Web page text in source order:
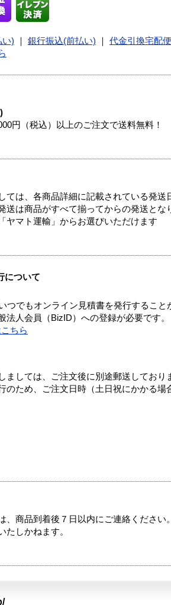
い) 銀行振込(前払い) 代金引換宅配便
円（税込）以上のご注文で送料無料！
ては、各商品詳細に記載されている発送
送は商品がすべて揃ってからの発送とな
ヤマト運輸」からお選びいただけます
について
つでもオンライン見積書を発行すること
人会員（BizID）への登録が必要です。
ちら
ましては、ご注文後に別途郵送しており
のため、ご注文日時（土日祝にかかる
、商品到着後７日以内にご連絡くださ
たしかねます。